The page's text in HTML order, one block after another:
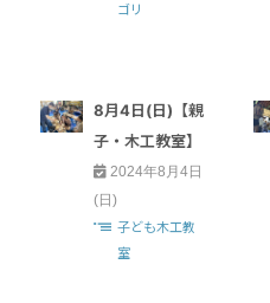
ゴリ
8月4日(日)【親
子・木工教室】
2024年8月4日
(日)
子ども木工教
室